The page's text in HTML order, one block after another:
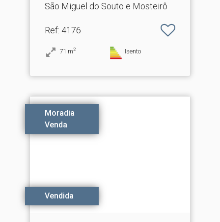
São Miguel do Souto e Mosteirô
Ref: 4176
71 m2 Isento
Moradia
Venda
Vendida